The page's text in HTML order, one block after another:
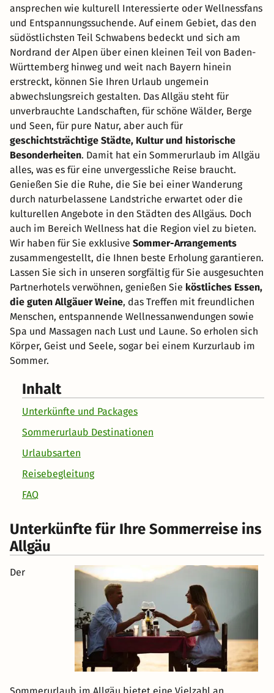
ansprechen wie kulturell Interessierte oder Wellnessfans
und Entspannungssuchende. Auf einem Gebiet, das den
südöstlichsten Teil Schwabens bedeckt und sich am
Nordrand der Alpen über einen kleinen Teil von Baden-
Württemberg hinweg und weit nach Bayern hinein
erstreckt, können Sie Ihren Urlaub ungemein
abwechslungsreich gestalten. Das Allgäu steht für
unverbrauchte Landschaften, für schöne Wälder, Berge
und Seen, für pure Natur, aber auch für
geschichtsträchtige Städte, Kultur und historische
Besonderheiten. Damit hat ein Sommerurlaub im Allgäu
alles, was es für eine unvergessliche Reise braucht.
Genießen Sie die Ruhe, die Sie bei einer Wanderung
durch naturbelassene Landstriche erwartet oder die
kulturellen Angebote in den Städten des Allgäus. Doch
auch im Bereich Wellness hat die Region viel zu bieten.
Wir haben für Sie exklusive Sommer-Arrangements
zusammengestellt, die Ihnen beste Erholung garantieren.
Lassen Sie sich in unseren sorgfältig für Sie ausgesuchten
Partnerhotels verwöhnen, genießen Sie köstliches Essen,
die guten Allgäuer Weine, das Treffen mit freundlichen
Menschen, entspannende Wellnessanwendungen sowie
Spa und Massagen nach Lust und Laune. So erholen sich
Körper, Geist und Seele, sogar bei einem Kurzurlaub im
Sommer.
Inhalt
Unterkünfte und Packages
Sommerurlaub Destinationen
Urlaubsarten
Reisebegleitung
FAQ
Unterkünfte für Ihre Sommerreise ins
Allgäu
Der